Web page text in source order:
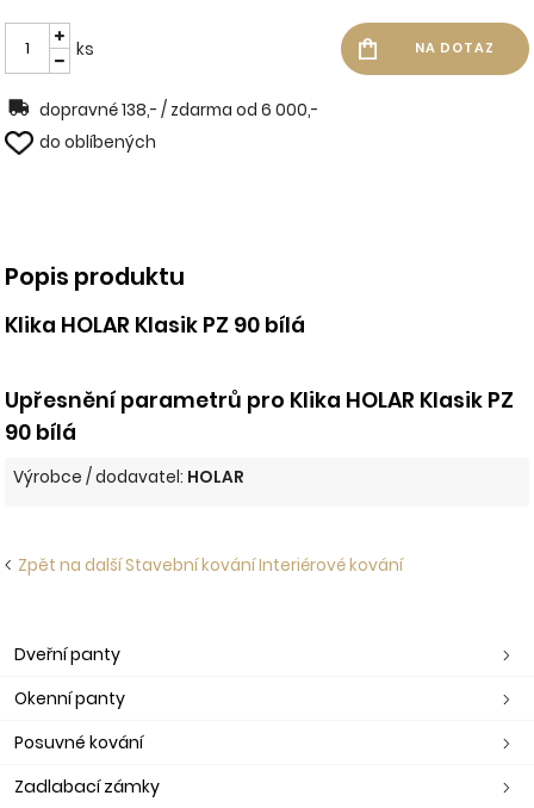
ks
dopravné 138,- / zdarma od 6 000,-
do oblíbených
Popis produktu
Klika HOLAR Klasik PZ 90 bílá
Upřesnění parametrů pro Klika HOLAR Klasik PZ
90 bílá
Výrobce / dodavatel: HOLAR
Zpět na další Stavební kování Interiérové kování
Dveřní panty
Okenní panty
Posuvné kování
Zadlabací zámky